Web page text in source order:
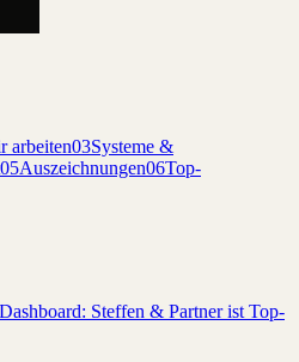
arbeiten03Systeme &
05Auszeichnungen06Top-
Steffen & Partner ist Top-